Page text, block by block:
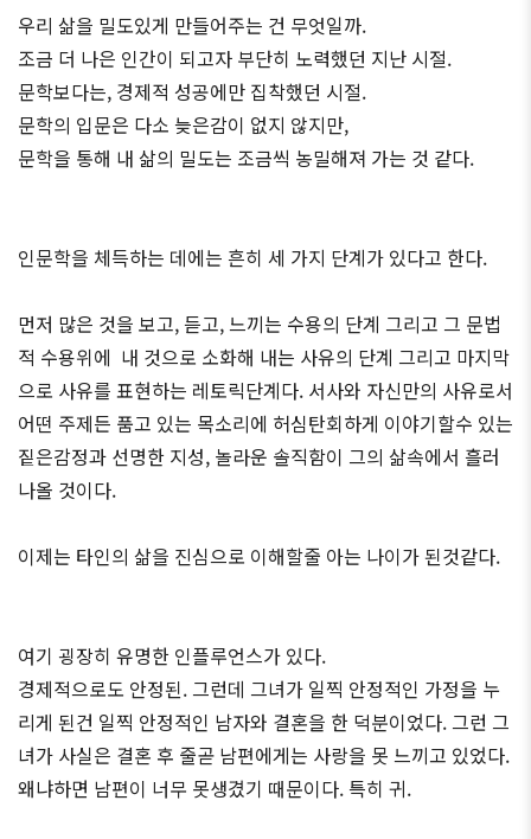
우리 삶을 밀도있게 만들어주는 건 무엇일까.
조금 더 나은 인간이 되고자 부단히 노력했던 지난 시절.
문학보다는, 경제적 성공에만 집착했던 시절.
문학의 입문은 다소 늦은감이 없지 않지만,
문학을 통해 내 삶의 밀도는 조금씩 농밀해져 가는 것 같다.
인문학을 체득하는 데에는 흔히 세 가지 단계가 있다고 한다.
먼저 많은 것을 보고, 듣고, 느끼는 수용의 단계 그리고 그 문법
적 수용위에 내 것으로 소화해 내는 사유의 단계 그리고 마지막
으로 사유를 표현하는 레토릭단계다. 서사와 자신만의 사유로서
어떤 주제든 품고 있는 목소리에 허심탄회하게 이야기할수 있는
짙은감정과 선명한 지성, 놀라운 솔직함이 그의 삶속에서 흘러
나올 것이다.
이제는 타인의 삶을 진심으로 이해할줄 아는 나이가 된것같다.
여기 굉장히 유명한 인플루언스가 있다.
경제적으로도 안정된. 그런데 그녀가 일찍 안정적인 가정을 누
리게 된건 일찍 안정적인 남자와 결혼을 한 덕분이었다. 그런 그
녀가 사실은 결혼 후 줄곧 남편에게는 사랑을 못 느끼고 있었다.
왜냐하면 남편이 너무 못생겼기 때문이다. 특히 귀.